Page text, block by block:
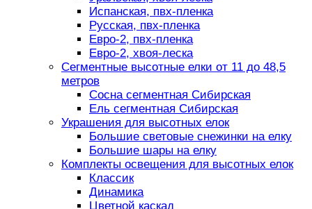
Испанская, пвх-пленка
Русская, пвх-пленка
Евро-2, пвх-пленка
Евро-2, хвоя-леска
Сегментные высотные елки от 11 до 48,5
метров
Сосна сегментная Сибирская
Ель сегментная Сибирская
Украшения для высотных елок
Большие световые снежинки на елку
Большие шары на елку
Комплекты освещения для высотных елок
Классик
Динамика
Цветной каскад